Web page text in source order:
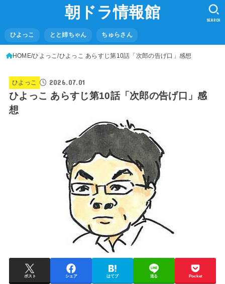
朝ドラ情報館
ひよっこ とと姉ちゃん ちゅらさん
SEARCH
HOME ひよっこ ひよっこ あらすじ第10話「次郎の告げ口」感想
ひよっこ 2026.07.01
ひよっこ あらすじ第10話「次郎の告げ口」感
想
ポスト シェア はてブ 送る Pocket